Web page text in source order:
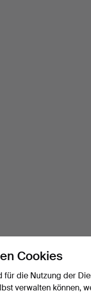
Cookies
für die Nutzung der
verwalten können,